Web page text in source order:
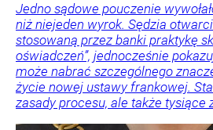
Jedno sądowe pouczenie
niż niejeden wyrok. Sędzia
stosowaną przez banki praktykę
oświadczeń”, jednocześnie
może nabrać szczególnego
życie nowej ustawy frankowej.
zasady procesu, ale także tysiące